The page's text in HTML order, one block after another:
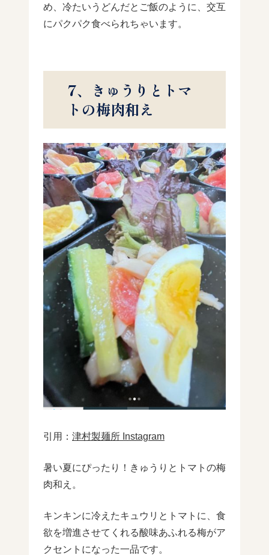
め、冷たいうどんだとご飯のように、交互
にパクパク食べられちゃいます。
7、きゅうりとトマ
トの梅肉和え
引用： 津村製麺所 Instagram
暑い夏にぴったり！きゅうりとトマトの梅
肉和え。
キンキンに冷えたキュウリとトマトに、食
欲を増進させてくれる酸味あふれる梅がア
クセントになった一品です。